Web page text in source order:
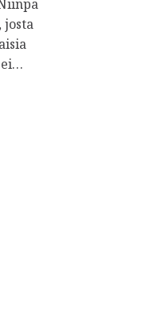
josta
ei…